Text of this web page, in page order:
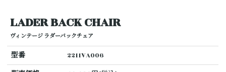
LADER BACK CHAIR
ヴィンテージ ラダーバックチェア
型番
2211VA006